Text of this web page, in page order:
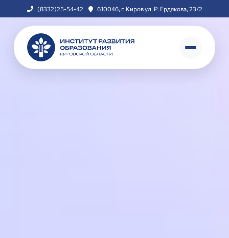
(8332)25-54-42 610046, г. Киров ул. Р. Ердякова, 23/2